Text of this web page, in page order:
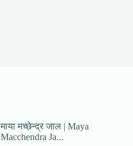
माया मच्छेन्द्र जाल | Maya
Macchendra Ja...